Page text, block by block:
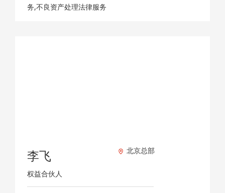
务,不良资产处理法律服务
李飞
权益合伙人
北京总部